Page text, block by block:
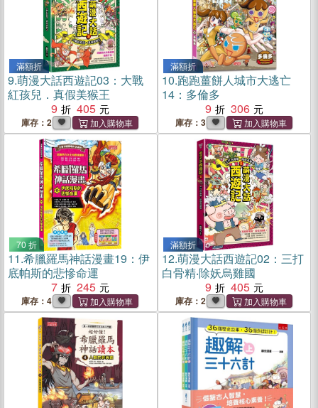
滿額折
9.萌漫大話西遊記03：大戰
紅孩兒．真假美猴王
9
405
庫存：2
滿額折
10.跑跑薑餅人城市大逃亡
14：多倫多
9
306
庫存：3
70 折
11.希臘羅馬神話漫畫19：伊
底帕斯的悲慘命運
7
245
庫存：4
滿額折
12.萌漫大話西遊記02：三打
白骨精‧除妖烏雞國
9
405
庫存：2